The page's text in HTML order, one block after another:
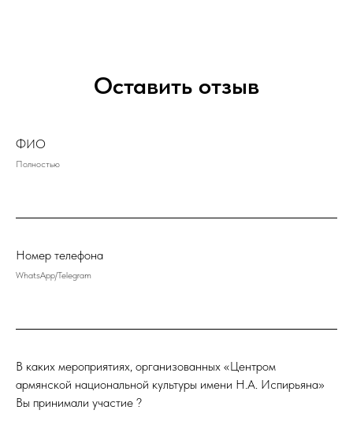
Оставить отзыв
ФИО
Полностью
Номер телефона
WhatsApp/Telegram
В каких мероприятиях, организованных «Центром
армянской национальной культуры имени Н.А. Испирьяна»
Вы принимали участие ?